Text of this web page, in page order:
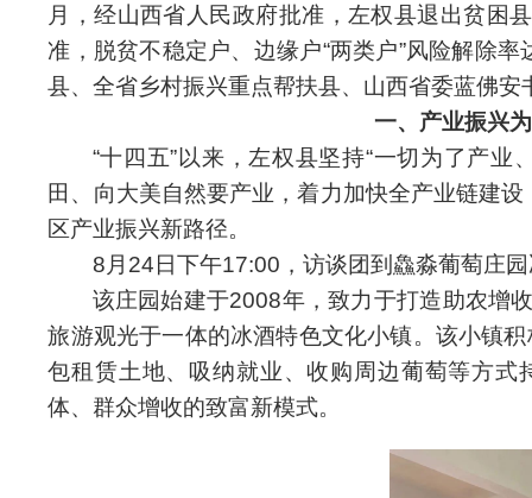
月，经山西省人民政府批准，左权县退出贫困
准，脱贫不稳定户、边缘户“两类户”风险解除
县、全省乡村振兴重点帮扶县、山西省委蓝佛安
一、产业振兴
“十四五”以来，左权县坚持“一切为了产
田、向大美自然要产业，着力加快全产业链建
区产业振兴新路径。
8月24日下午17:00，访谈团到鱻淼葡萄庄
该庄园始建于2008年，致力于打造助农增
旅游观光于一体的冰酒特色文化小镇。该小镇
包租赁土地、吸纳就业、收购周边葡萄等方
体、群众增收的致富新模式。